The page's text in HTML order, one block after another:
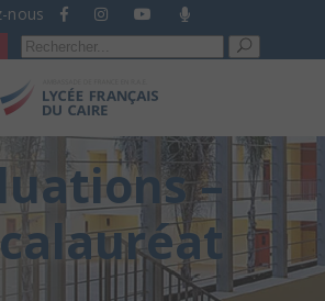
nous
Recherche
pour :
–